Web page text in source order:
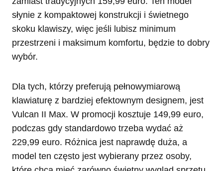
słynie z kompaktowej konstrukcji i świetnego
skoku klawiszy, więc jeśli lubisz minimum
przestrzeni i maksimum komfortu, będzie to dobry
wybór.
Dla tych, którzy preferują pełnowymiarową
klawiaturę z bardziej efektownym designem, jest
Vulcan II Max. W promocji kosztuje 149,99 euro,
podczas gdy standardowo trzeba wydać aż
229,99 euro. Różnica jest naprawdę duża, a
model ten często jest wybierany przez osoby,